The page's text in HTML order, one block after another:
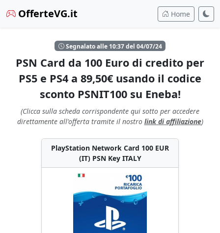
OfferteVG.it Home
Segnalato alle 10:37 del 04/07/24
PSN Card da 100 Euro di credito per
PS5 e PS4 a 89,50€ usando il codice
sconto PSNIT100 su Eneba!
(Clicca sulla scheda corrispondente qui sotto per accedere
direttamente all'offerta tramite il nostro link di affiliazione)
PlayStation Network Card 100 EUR
(IT) PSN Key ITALY